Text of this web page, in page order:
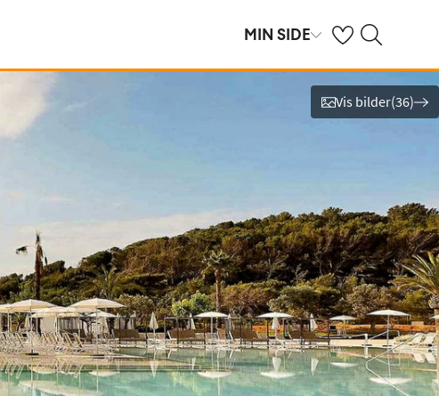
MIN SIDE Se dine sparte
Søk på ving.no
Vis bilder(36)